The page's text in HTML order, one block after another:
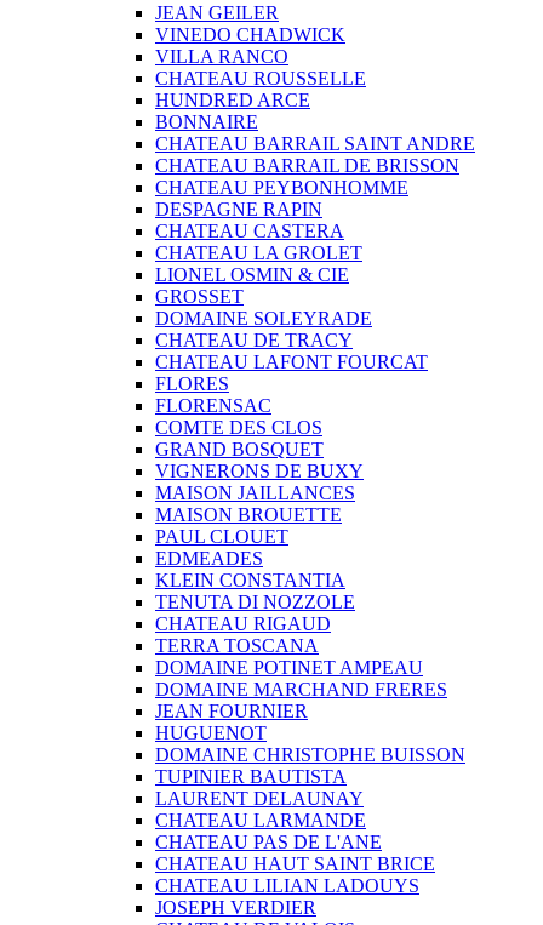
JEAN GEILER
VINEDO CHADWICK
VILLA RANCO
CHATEAU ROUSSELLE
HUNDRED ARCE
BONNAIRE
CHATEAU BARRAIL SAINT ANDRE
CHATEAU BARRAIL DE BRISSON
CHATEAU PEYBONHOMME
DESPAGNE RAPIN
CHATEAU CASTERA
CHATEAU LA GROLET
LIONEL OSMIN & CIE
GROSSET
DOMAINE SOLEYRADE
CHATEAU DE TRACY
CHATEAU LAFONT FOURCAT
FLORES
FLORENSAC
COMTE DES CLOS
GRAND BOSQUET
VIGNERONS DE BUXY
MAISON JAILLANCES
MAISON BROUETTE
PAUL CLOUET
EDMEADES
KLEIN CONSTANTIA
TENUTA DI NOZZOLE
CHATEAU RIGAUD
TERRA TOSCANA
DOMAINE POTINET AMPEAU
DOMAINE MARCHAND FRERES
JEAN FOURNIER
HUGUENOT
DOMAINE CHRISTOPHE BUISSON
TUPINIER BAUTISTA
LAURENT DELAUNAY
CHATEAU LARMANDE
CHATEAU PAS DE L'ANE
CHATEAU HAUT SAINT BRICE
CHATEAU LILIAN LADOUYS
JOSEPH VERDIER